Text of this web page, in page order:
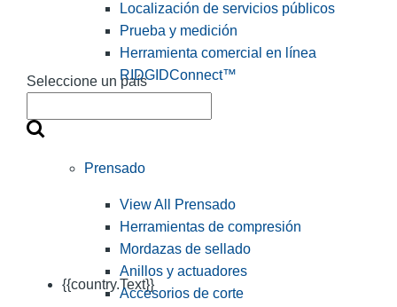
Seleccione un país
{{country.Text}}
Localización de servicios públicos
Prueba y medición
Herramienta comercial en línea
RIDGIDConnect™
Prensado
View All Prensado
Herramientas de compresión
Mordazas de sellado
Anillos y actuadores
Accesorios de corte